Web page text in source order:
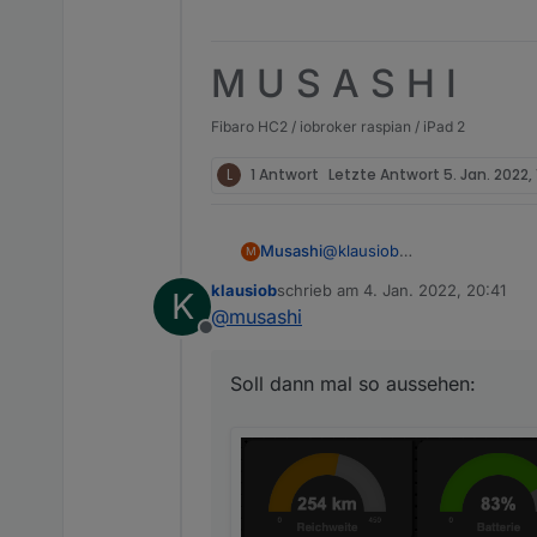
M U S A S H I
Fibaro HC2 / iobroker raspian / iPad 2
L 1 Antwort Letzte Antwort 5. Jan. 2022,
M Musashi@klausiob
rot. Beim Reifenluftdruck
Soll dann mal so aussehen:
K
Offline
klausiobschrieb am 4. Jan. 2022, 20:41
zuletzt editiert von
@musashi
Soll dann mal so aussehen: